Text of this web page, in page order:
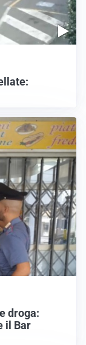
droga:
il Bar